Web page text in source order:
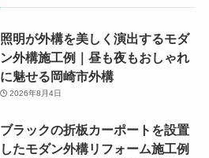
照明が外構を美しく演出するモダ
ン外構施工例｜昼も夜もおしゃれ
に魅せる岡崎市外構
2026年8月4日
ブラックの折板カーポートを設置
したモダン外構リフォーム施工例